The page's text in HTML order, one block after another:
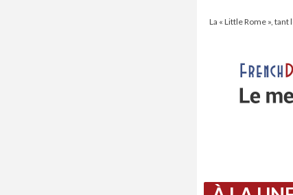
La « Little Rome »,